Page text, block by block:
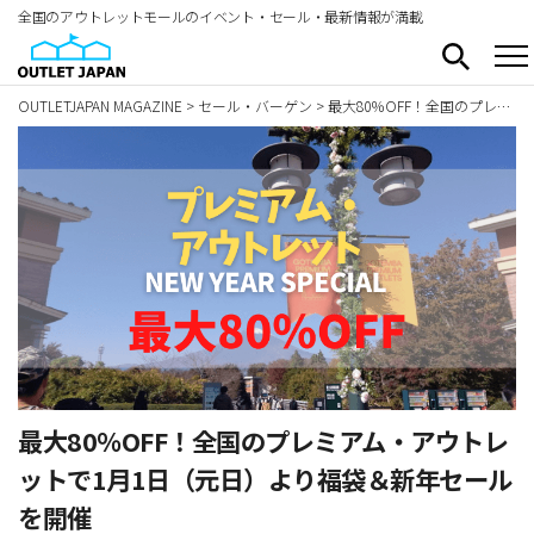
全国のアウトレットモールのイベント・セール・最新情報が満載
OUTLETJAPAN MAGAZINE > セール・バーゲン >最大80％OFF！全国のプレミアム・アウトレットで1月1日（元日）より福袋＆新年セールを開催
最大80％OFF！全国のプレミアム・アウトレ
ットで1月1日（元日）より福袋＆新年セール
を開催